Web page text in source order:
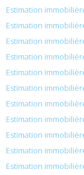
Estimation
Estimation
Estimation
Estimation
Estimation
Estimation
Estimation
Estimation
Estimation
Estimation
Estimation